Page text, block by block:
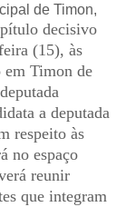
de Timon,
decisivo
(15), às
em Timon de
a deputada
respeito às
no espaço
reunir
que integram